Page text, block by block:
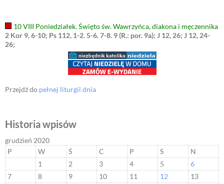
10 VIII Poniedziałek. Święto św. Wawrzyńca, diakona i męczennika
2 Kor 9, 6-10; Ps 112, 1-2. 5-6. 7-8. 9 (R.: por. 9a); J 12, 26; J 12, 24-
26;
Przejdź do pełnej liturgii dnia
Historia wpisów
grudzień 2020
P
W Ś C P S
N
1
2 3 4 5
6
7
8 9 10 11 12
13